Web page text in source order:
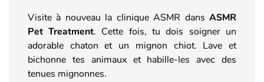
Visite à nouveau la clinique ASMR dans ASMR
Pet Treatment. Cette fois, tu dois soigner un
adorable chaton et un mignon chiot. Lave et
bichonne tes animaux et habille-les avec des
tenues mignonnes.